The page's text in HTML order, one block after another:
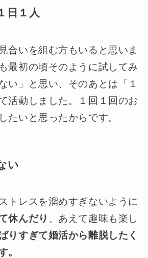
日１人
合いを組む方もいると思いま
最初の頃そのように試してみ
い」と思い、そのあとは「１
活動しました。１回１回のお
たいと思ったからです。
い
トレスを溜めすぎないように
休んだり 、あえて趣味も楽し
りすぎて婚活から離脱したく
。